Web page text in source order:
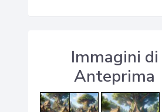
Immagini di
Anteprima